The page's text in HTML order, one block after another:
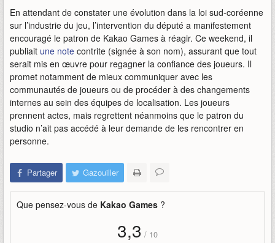
En attendant de constater une évolution dans la loi sud-coréenne
sur l’industrie du jeu, l’intervention du député a manifestement
encouragé le patron de Kakao Games à réagir. Ce weekend, il
publiait une note contrite (signée à son nom), assurant que tout
serait mis en œuvre pour regagner la confiance des joueurs. Il
promet notamment de mieux communiquer avec les
communautés de joueurs ou de procéder à des changements
internes au sein des équipes de localisation. Les joueurs
prennent actes, mais regrettent néanmoins que le patron du
studio n’ait pas accédé à leur demande de les rencontrer en
personne.
Partager Gazouiller
Que pensez-vous de Kakao Games ?
3,3 / 10